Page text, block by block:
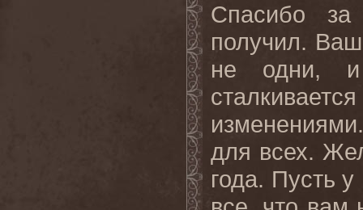
Спасибо за
получил.
не одни,
для всех.
года. Пусть